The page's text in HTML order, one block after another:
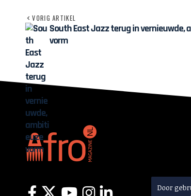
Door
VORIG ARTIKEL
South East Jazz terug in vernieuwde,
vorm